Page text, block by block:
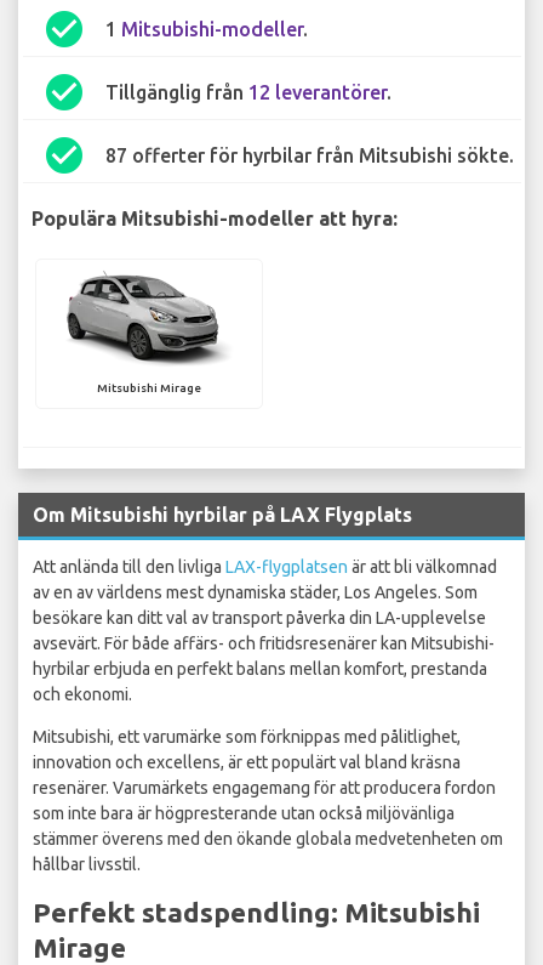
check_circle 1 Mitsubishi-modeller.
check_circle Tillgänglig från 12 leverantörer.
check_circle 87 offerter för hyrbilar från Mitsubishi sökte.
Populära Mitsubishi-modeller att hyra:
Mitsubishi Mirage
Om Mitsubishi hyrbilar på LAX Flygplats
Att anlända till den livliga LAX-flygplatsen är att bli välkomnad
av en av världens mest dynamiska städer, Los Angeles. Som
besökare kan ditt val av transport påverka din LA-upplevelse
avsevärt. För både affärs- och fritidsresenärer kan Mitsubishi-
hyrbilar erbjuda en perfekt balans mellan komfort, prestanda
och ekonomi.
Mitsubishi, ett varumärke som förknippas med pålitlighet,
innovation och excellens, är ett populärt val bland kräsna
resenärer. Varumärkets engagemang för att producera fordon
som inte bara är högpresterande utan också miljövänliga
stämmer överens med den ökande globala medvetenheten om
hållbar livsstil.
Perfekt stadspendling: Mitsubishi
Mirage